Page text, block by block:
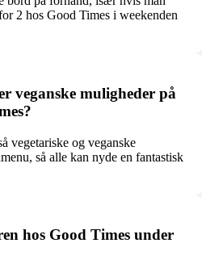
2 hos Good Times i weekenden
veganske muligheder på
vegetariske og veganske
så alle kan nyde en fantastisk
hos Good Times under